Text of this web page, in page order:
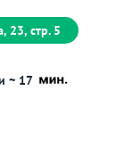
23, стр. 5
~ 17